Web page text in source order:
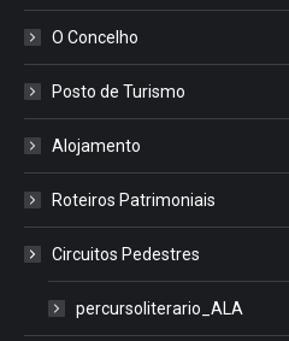
O Concelho
Posto de Turismo
Alojamento
Roteiros Patrimoniais
Circuitos Pedestres
percursoliterario_ALA